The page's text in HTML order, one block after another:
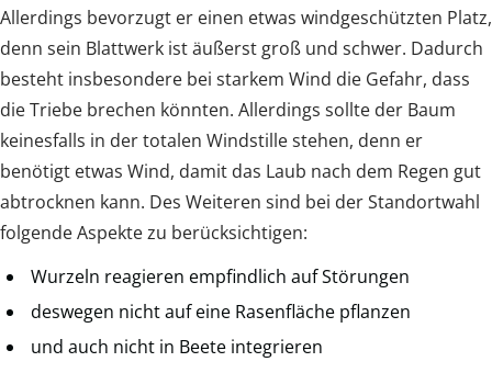
Allerdings bevorzugt er einen etwas windgeschützten Platz,
denn sein Blattwerk ist äußerst groß und schwer. Dadurch
besteht insbesondere bei starkem Wind die Gefahr, dass
die Triebe brechen könnten. Allerdings sollte der Baum
keinesfalls in der totalen Windstille stehen, denn er
benötigt etwas Wind, damit das Laub nach dem Regen gut
abtrocknen kann. Des Weiteren sind bei der Standortwahl
folgende Aspekte zu berücksichtigen:
Wurzeln reagieren empfindlich auf Störungen
deswegen nicht auf eine Rasenfläche pflanzen
und auch nicht in Beete integrieren